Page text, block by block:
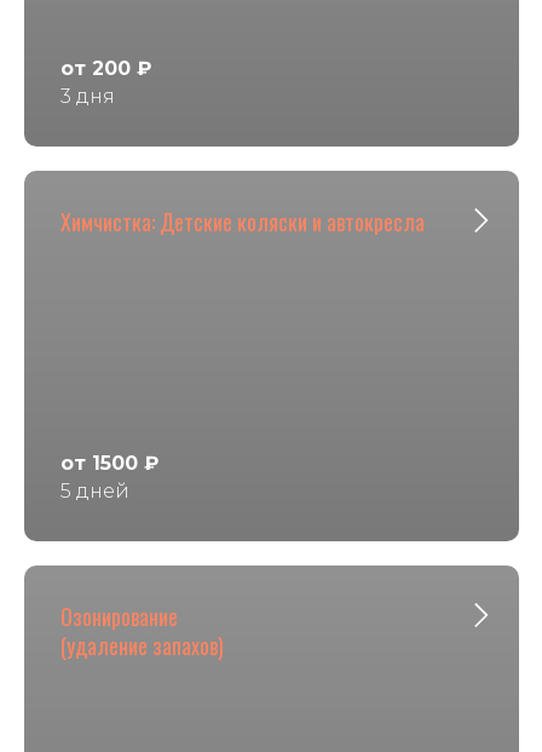
от 200 ₽
3 дня
Химчистка: Детские коляски и автокресла
от 1500 ₽
5 дней
Озонирование
(удаление запахов)